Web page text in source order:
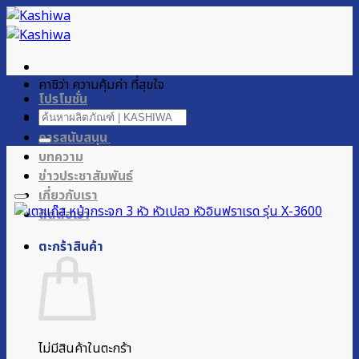
ข้าม
ไป
เนื้อหา
โปรโมชั่น
ผลิตภัณฑ์ของเรา
การสนับสนุน
บทความ
ข่าวประชาสัมพันธ์
เกี่ยวกับเรา
ติดต่อเรา
ตะกร้าสินค้า
ไม่มีสินค้าในตะกร้า
คาชิว่า ความคุ้มค่า ที่สุขใจ
ค้นหา: